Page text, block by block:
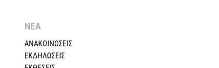
ΝΕΑ
ΑΝΑΚΟΙΝΩΣΕΙΣ
ΕΚΔΗΛΩΣΕΙΣ